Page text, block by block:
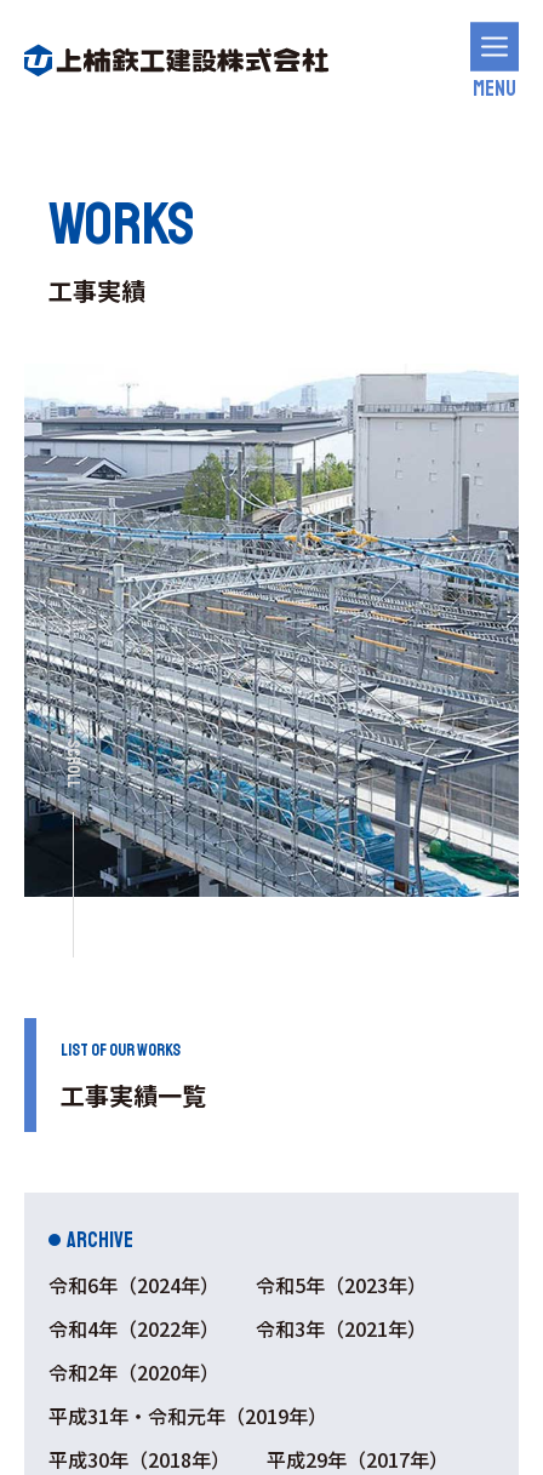
MENU
WORKS
工事実績
SCROLL
LIST OF OUR WORKS
工事実績一覧
ARCHIVE
令和6年（2024年）
令和5年（2023年）
令和4年（2022年）
令和3年（2021年）
令和2年（2020年）
平成31年・令和元年（2019年）
平成30年（2018年）
平成29年（2017年）